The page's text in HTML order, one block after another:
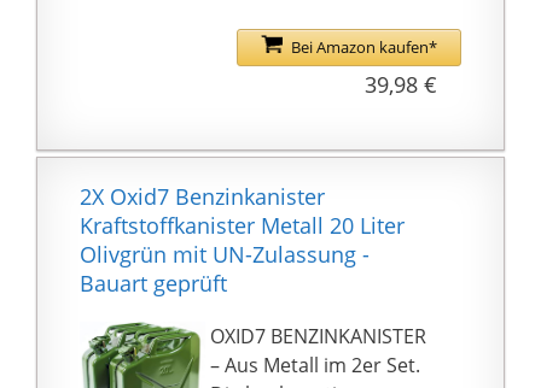
einfach nach Befüllen
des Kanisters die
Ein Klassiker in
Aussehen und
Handhabung. Geliefert
werden: 4x 10L
Benzinkanister
Bei Amazon kaufen*
39,98 €
2X Oxid7 Benzinkanister
Kraftstoffkanister Metall 20 Liter
Olivgrün mit UN-Zulassung -
Bauart geprüft
OXID7 BENZINKANISTER
– Aus Metall im 2er Set.